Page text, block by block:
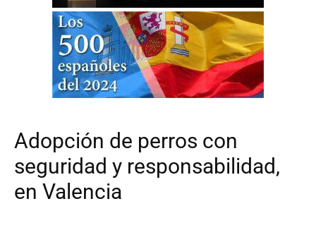
Adopción de perros con
seguridad y responsabilidad,
en Valencia